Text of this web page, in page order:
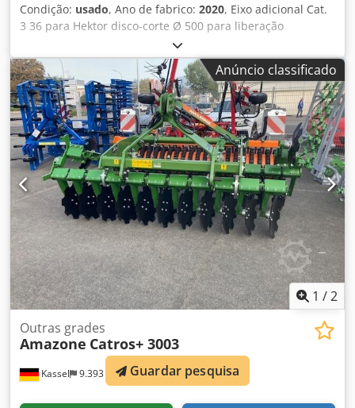
Condição: usado, Ano de fabrico: 2020, Eixo adicional Cat.
3 36 para Hektor disco-corte Ø 500 para liberação
hidráulica de pedras / pré-cortador pesado G1 ajustável
Iluminação traseira LED Sinalização dianteira / Antifurto
Homologação de tipo-UE 40km/h - Arado de volta integral
rebocável - RH 82 / Expansível Dsdpfx Aaothk U Tomjkr
Anúncio classificado
1 /2
Kassel 9.393 km
Outras grades
Amazone Catros+ 3003
Guardar pesquisa